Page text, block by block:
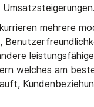
mehrere
welches am